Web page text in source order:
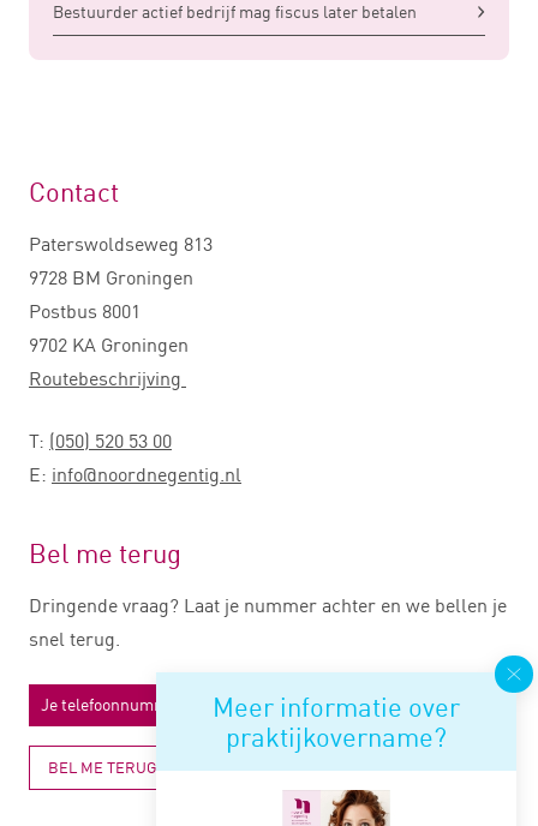
Bestuurder actief bedrijf mag fiscus later betalen
Meer informatie over
praktijkovername?
Contact
Paterswoldseweg 813
9728 BM Groningen
Postbus 8001
9702 KA Groningen
Routebeschrijving
T: (050) 520 53 00
E: info@noordnegentig.nl
Bel me terug
Dringende vraag? Laat je nummer achter en we bellen je
snel terug.
BEL ME TERUG